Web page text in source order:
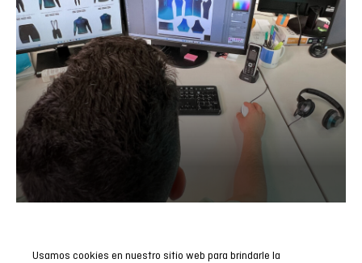
Usamos cookies en nuestro sitio web para brindarle la